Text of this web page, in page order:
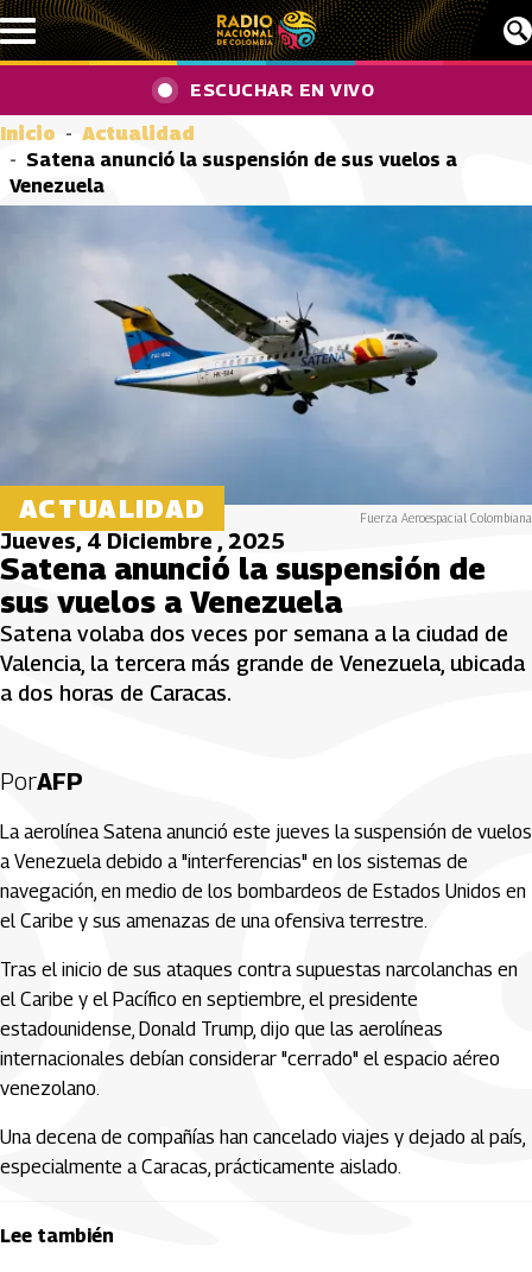
Pasar al contenido principal
ESCUCHAR EN VIVO
Inicio
Actualidad
Satena anunció la suspensión de sus vuelos a
Venezuela
ACTUALIDAD Fuerza Aeroespacial Colombiana
Jueves, 4 Diciembre , 2025
Satena anunció la suspensión de
sus vuelos a Venezuela
Satena volaba dos veces por semana a la ciudad de
Valencia, la tercera más grande de Venezuela, ubicada
a dos horas de Caracas.
PorAFP
La aerolínea Satena anunció este jueves la suspensión de vuelos
a Venezuela debido a "interferencias" en los sistemas de
navegación, en medio de los bombardeos de Estados Unidos en
el Caribe y sus amenazas de una ofensiva terrestre.
Tras el inicio de sus ataques contra supuestas narcolanchas en
el Caribe y el Pacífico en septiembre, el presidente
estadounidense, Donald Trump, dijo que las aerolíneas
internacionales debían considerar "cerrado" el espacio aéreo
venezolano.
Una decena de compañías han cancelado viajes y dejado al país,
especialmente a Caracas, prácticamente aislado.
Lee también